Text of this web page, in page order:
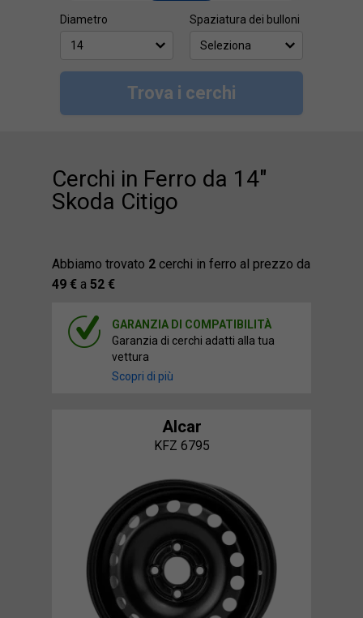
Diametro Spaziatura dei bulloni
Trova i cerchi
Cerchi in Ferro da 14"
Skoda Citigo
Abbiamo trovato 2 cerchi in ferro al prezzo da
49 € a 52 €
GARANZIA DI COMPATIBILITÀ
Garanzia di cerchi adatti alla tua
vettura
Scopri di più
Alcar
KFZ 6795